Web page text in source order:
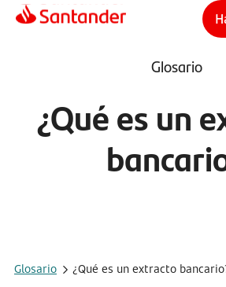
Glosario
¿Qué es un
Glosario ¿Qué es un extracto